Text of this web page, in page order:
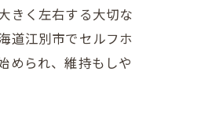
きく左右する大切な
道江別市でセルフホ
められ、維持もしや